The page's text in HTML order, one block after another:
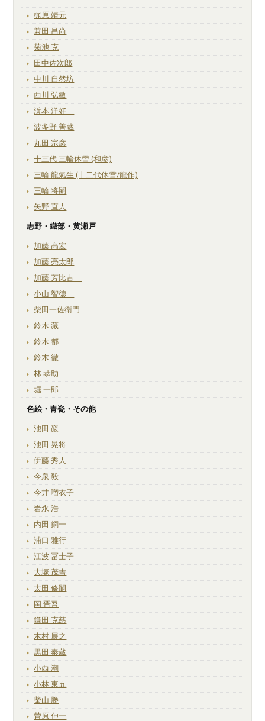
梶原 靖元
兼田 昌尚
菊池 克
田中佐次郎
中川 自然坊
西川 弘敏
浜本 洋好
波多野 善蔵
丸田 宗彦
十三代 三輪休雪 (和彦)
三輪 龍氣生 (十二代休雪/龍作)
三輪 将嗣
矢野 直人
志野・織部・黄瀬戸
加藤 高宏
加藤 亮太郎
加藤 芳比古
小山 智徳
柴田一佐衛門
鈴木 藏
鈴木 都
鈴木 徹
林 恭助
堀 一郎
色絵・青瓷・その他
池田 巖
池田 晃将
伊藤 秀人
今泉 毅
今井 瑠衣子
岩永 浩
内田 鋼一
浦口 雅行
江波 冨士子
大塚 茂吉
太田 修嗣
岡 晋吾
鎌田 克慈
木村 展之
黒田 泰蔵
小西 潮
小林 東五
柴山 勝
菅原 伸一